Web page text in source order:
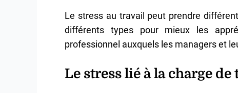
Le stress au travail peut prendre
différents types pour mieux les
professionnel auxquels les managers et
Le stress lié à la charge de